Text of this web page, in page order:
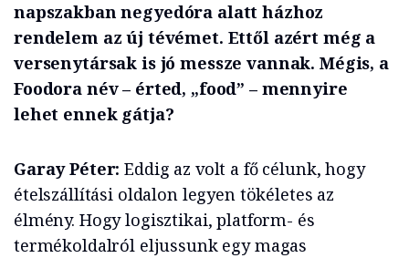
napszakban negyedóra alatt házhoz
rendelem az új tévémet. Ettől azért még a
versenytársak is jó messze vannak. Mégis, a
Foodora név – érted, „food” – mennyire
lehet ennek gátja?
Garay Péter: Eddig az volt a fő célunk, hogy
ételszállítási oldalon legyen tökéletes az
élmény. Hogy logisztikai, platform- és
termékoldalról eljussunk egy magas